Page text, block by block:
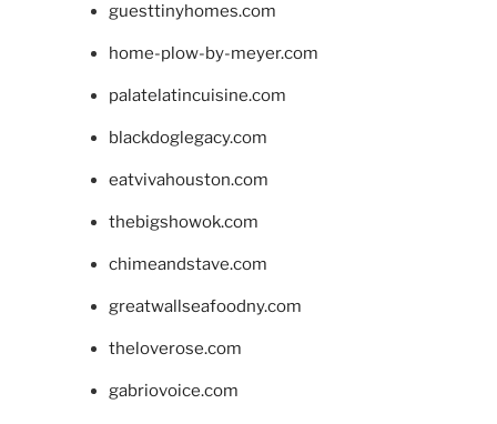
guesttinyhomes.com
home-plow-by-meyer.com
palatelatincuisine.com
blackdoglegacy.com
eatvivahouston.com
thebigshowok.com
chimeandstave.com
greatwallseafoodny.com
theloverose.com
gabriovoice.com